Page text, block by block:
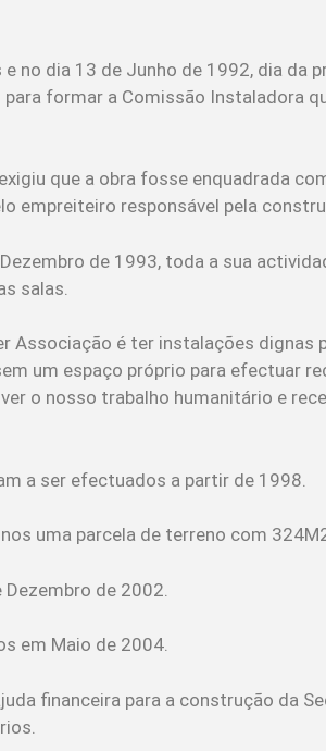
no dia 13 de Junho de 1992, dia da
formar a Comissão Instaladora
que a obra fosse enquadrada
empreiteiro responsável pela
de 1993, toda a sua
salas.
é ter instalações dignas
um espaço próprio para efectuar
o nosso trabalho humanitário e
a ser efectuados a partir de 1998.
uma parcela de terreno com
de 2002.
em Maio de 2004.
financeira para a construção da